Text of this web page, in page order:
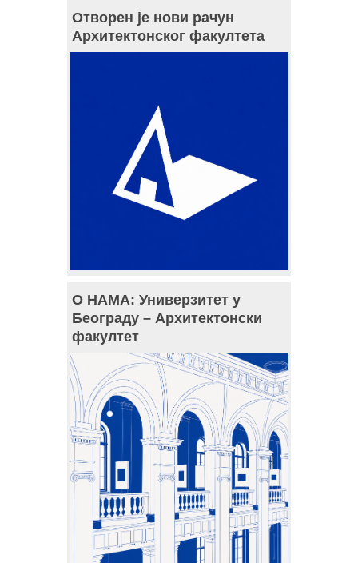
Отворен је нови рачун
Архитектонског факултета
О НАМА: Универзитет у
Београду – Архитектонски
факултет